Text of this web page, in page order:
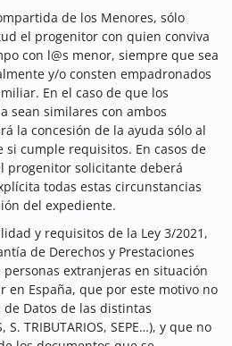
de los Menores, sólo
el progenitor con quien conviva
con l@s menor, siempre que sea
y/o consten empadronados
En el caso de que los
sean similares con ambos
la concesión de la ayuda sólo al
cumple requisitos. En casos de
progenitor solicitante deberá
todas estas circunstancias
del expediente.
y requisitos de la Ley 3/2021,
de Derechos y Prestaciones
personas extranjeras en situación
España, que por este motivo no
Datos de las distintas
TRIBUTARIOS, SEPE…), y que no